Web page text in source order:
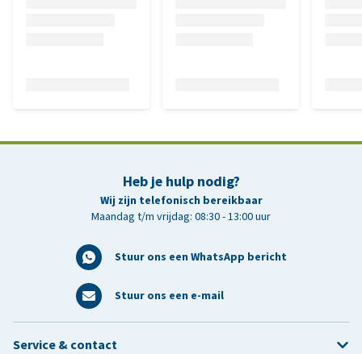
Heb je hulp nodig?
Wij zijn telefonisch bereikbaar
Maandag t/m vrijdag: 08:30 - 13:00 uur
Stuur ons een WhatsApp bericht
Stuur ons een e-mail
Service & contact